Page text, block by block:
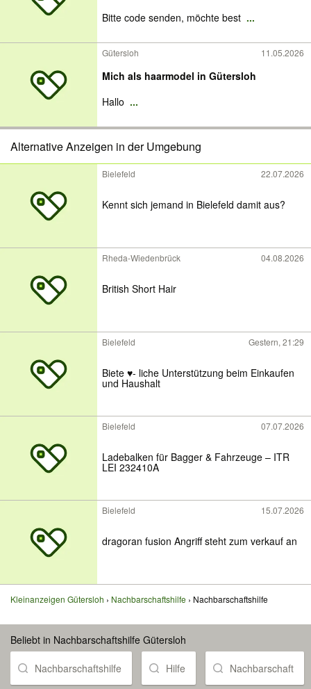
Bitte code senden, möchte best ...
Gütersloh 11.05.2026
Mich als haarmodel in Gütersloh
Hallo ...
Alternative Anzeigen in der Umgebung
Bielefeld 22.07.2026
Kennt sich jemand in Bielefeld damit aus?
Rheda-Wiedenbrück 04.08.2026
British Short Hair
Bielefeld Gestern, 21:29
Biete ♥️- liche Unterstützung beim Einkaufen
und Haushalt
Bielefeld 07.07.2026
Ladebalken für Bagger & Fahrzeuge – ITR
LEI 232410A
Bielefeld 15.07.2026
dragoran fusion Angriff steht zum verkauf an
Kleinanzeigen Gütersloh Nachbarschaftshilfe Nachbarschaftshilfe
Beliebt in Nachbarschaftshilfe Gütersloh
Nachbarschaftshilfe Hilfe Nachbarschaft